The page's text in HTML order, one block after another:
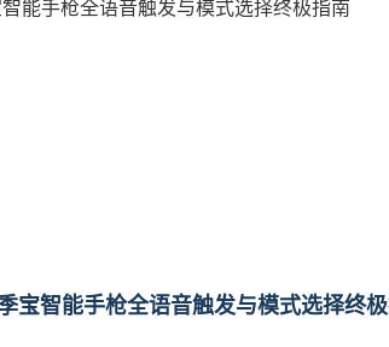
宝智能手枪全语音触发与模式选择终